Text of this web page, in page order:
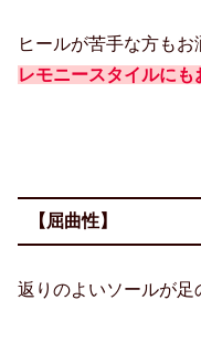
ヒールが苦手な方もお
レモニースタイルにも
【屈曲性】
返りのよいソールが足